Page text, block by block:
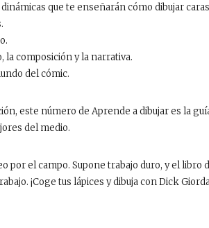
que te enseñarán cómo dibujar
la composición y la narrativa.
del cómic.
este número de Aprende a dibujar es la
del medio.
por el campo. Supone trabajo duro, y el libro
¡Coge tus lápices y dibuja con Dick